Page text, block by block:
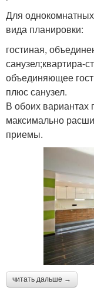
Для
вида планировки:
гостиная,
санузел;квартира-
объединяющее
плюс санузел.
В обоих вариантах
максимально
приемы.
читать дальше →